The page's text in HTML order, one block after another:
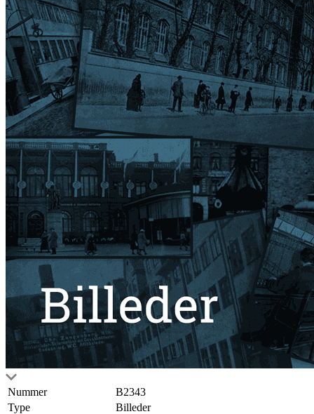
Nummer
B2343
Type
Billeder